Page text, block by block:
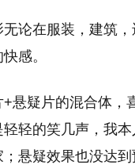
论在服装，建筑
感。
悬疑片的混合体
轻的笑几声，我
悬疑效果也没达